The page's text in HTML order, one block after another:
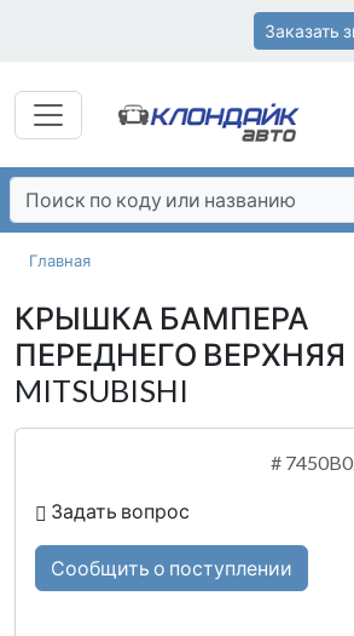
Заказать
Главная
КРЫШКА БАМПЕРА
ПЕРЕДНЕГО ВЕРХНЯЯ
MITSUBISHI
#
Задать вопрос
Сообщить о поступлении